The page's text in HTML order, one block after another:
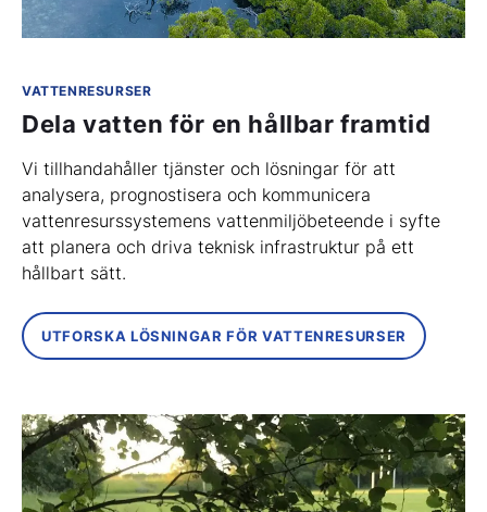
VATTENRESURSER
Dela vatten för en hållbar framtid
Vi tillhandahåller tjänster och lösningar för att
analysera, prognostisera och kommunicera
vattenresurssystemens vattenmiljöbeteende i syfte
att planera och driva teknisk infrastruktur på ett
hållbart sätt.
UTFORSKA LÖSNINGAR FÖR VATTENRESURSER